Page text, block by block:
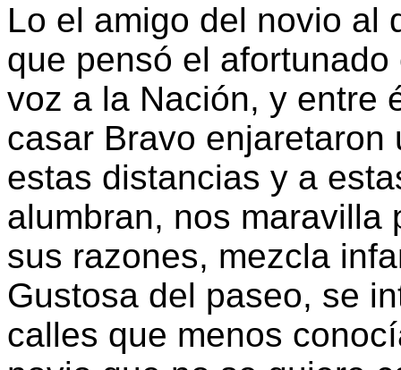
Lo el amigo del novio al
que pensó el
voz a la Nación, y entre
casar Bravo
estas distancias y a
alumbran, nos maravilla
sus razones, mezcla
Gustosa del paseo, se
calles que menos